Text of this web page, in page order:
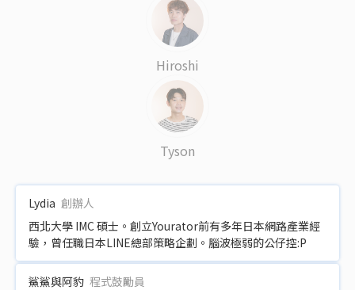
Hiroshi
Tyson
Lydia 創辦人
西北大學 IMC 碩士。創立Yourator前有多年日本網路產業經
驗，曾任職日本LINE總部策略企劃。腦波極弱的公仔控:P
鯊鯊與阿豹 程式鼓勵員